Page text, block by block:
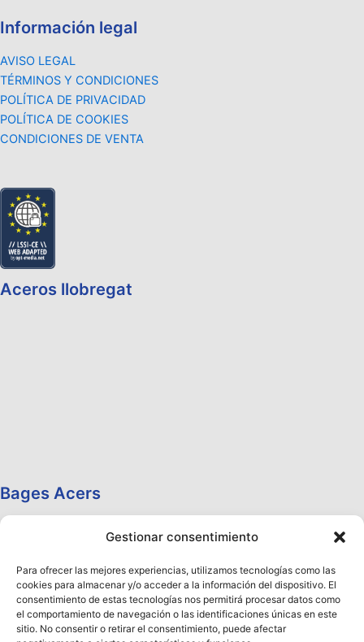
Gestionar consentimiento
Para ofrecer las mejores experiencias, utilizamos tecnologías como las
cookies para almacenar y/o acceder a la información del dispositivo. El
consentimiento de estas tecnologías nos permitirá procesar datos como
el comportamiento de navegación o las identificaciones únicas en este
sitio. No consentir o retirar el consentimiento, puede afectar
Información legal
AVISO LEGAL
TÉRMINOS Y CONDICIONES
POLÍTICA DE PRIVACIDAD
POLÍTICA DE COOKIES
CONDICIONES DE VENTA
Aceros llobregat
Bages Acers